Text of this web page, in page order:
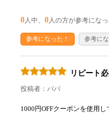
0人中、 0人の方が参考にな
参考になった！ 参考に
リピート
投稿者：パパ
1000円OFFクーポンを使用